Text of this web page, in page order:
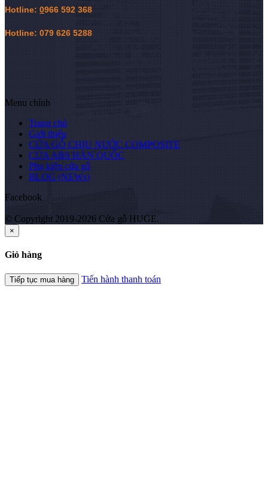
Hotline: 0966 592 368
Hotline: 079 626 5288
Menu chính
Trang chủ
Giới thiệu
CỬA GỖ CHỊU NƯỚC COMPOSITE
CỬA ABS HÀN QUỐC
Phụ kiện cửa gỗ
BLOG (NEWs)
Facebook
© Copyright 2019-2026 Cửa gỗ HUGE.
×
Giỏ hàng
Tiếp tục mua hàng Tiến hành thanh toán